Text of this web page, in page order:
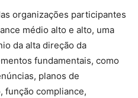
organizações participantes
médio alto e alto, uma
da alta direção da
fundamentais, como
planos de
função compliance,